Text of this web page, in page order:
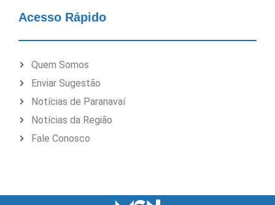
Acesso Rápido
Quem Somos
Enviar Sugestão
Notícias de Paranavaí
Notícias da Região
Fale Conosco